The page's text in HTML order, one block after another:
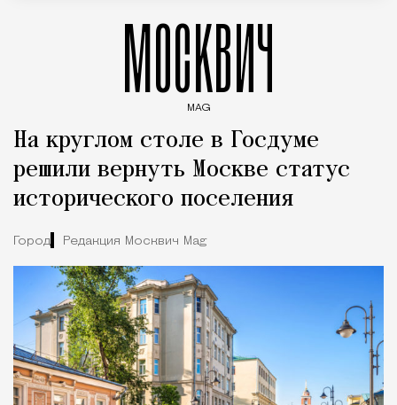
МОСКВИЧ
MAG
На круглом столе в Госдуме
решили вернуть Москве статус
исторического поселения
Город Редакция Москвич Mag